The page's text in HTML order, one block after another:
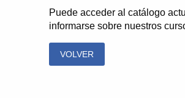
Puede acceder al catálogo
informarse sobre nuestros
VOLVER